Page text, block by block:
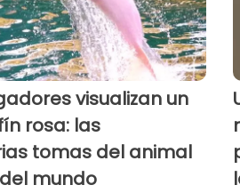
visualizan un
rosa: las
tomas del animal
mundo